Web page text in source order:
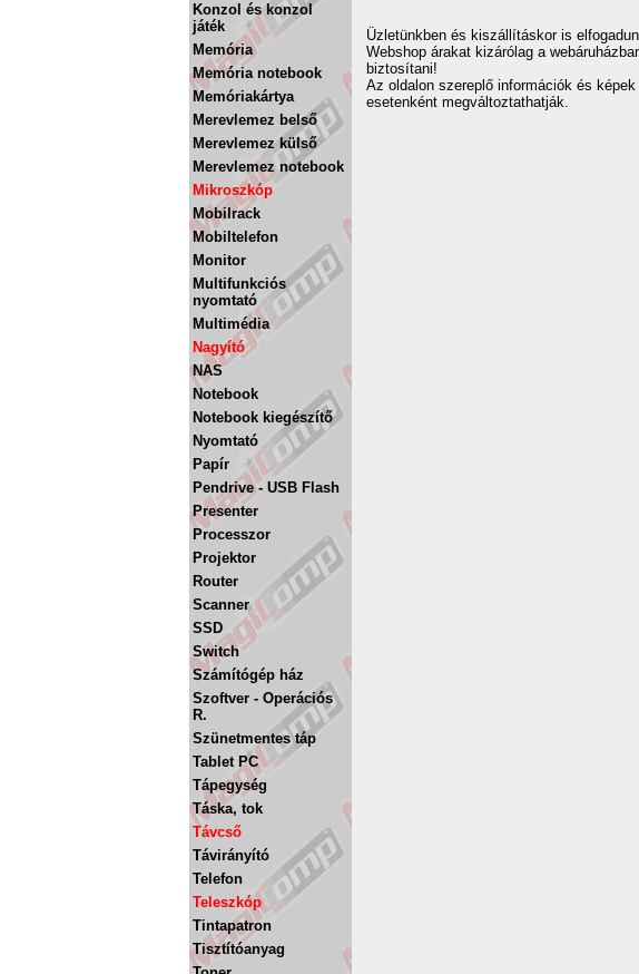
Konzol és konzol
játék
Memória
Memória notebook
Memóriakártya
Merevlemez belső
Merevlemez külső
Merevlemez notebook
Mikroszkóp
Mobilrack
Mobiltelefon
Monitor
Multifunkciós
nyomtató
Multimédia
Nagyító
NAS
Notebook
Notebook kiegészítő
Nyomtató
Papír
Pendrive - USB Flash
Presenter
Processzor
Projektor
Router
Scanner
SSD
Switch
Számítógép ház
Szoftver - Operációs
R.
Szünetmentes táp
Tablet PC
Tápegység
Táska, tok
Távcső
Távirányító
Telefon
Teleszkóp
Tintapatron
Tisztítóanyag
Üzletünkben és kiszállításkor is
Webshop árakat kizárólag a
biztosítani!
Az oldalon szereplő információk és
esetenként megváltoztathatják.